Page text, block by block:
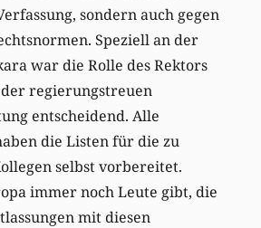
sondern auch gegen
Speziell an der
war die Rolle des Rektors
regierungstreuen
entscheidend. Alle
die Listen für die zu
selbst vorbereitet.
immer noch Leute gibt, die
mit diesen